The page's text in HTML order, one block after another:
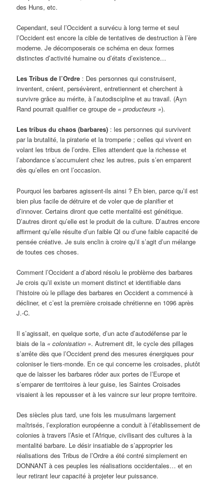
des Huns, etc.
Cependant, seul l’Occident a survécu à long terme et seul
l’Occident est encore la cible de tentatives de destruction à l’ère
moderne. Je décomposerais ce schéma en deux formes
distinctes d’activité humaine ou d’états d’existence…
Les Tribus de l’Ordre : Des personnes qui construisent,
inventent, créent, persévèrent, entretiennent et cherchent à
survivre grâce au mérite, à l’autodiscipline et au travail. (Ayn
Rand pourrait qualifier ce groupe de « producteurs »).
Les tribus du chaos (barbares) : les personnes qui survivent
par la brutalité, la piraterie et la tromperie ; celles qui vivent en
volant les tribus de l’ordre. Elles attendent que la richesse et
l’abondance s’accumulent chez les autres, puis s’en emparent
dès qu’elles en ont l’occasion.
Pourquoi les barbares agissent-ils ainsi ? Eh bien, parce qu’il est
bien plus facile de détruire et de voler que de planifier et
d’innover. Certains diront que cette mentalité est génétique.
D’autres diront qu’elle est le produit de la culture. D’autres encore
affirment qu’elle résulte d’un faible QI ou d’une faible capacité de
pensée créative. Je suis enclin à croire qu’il s’agit d’un mélange
de toutes ces choses.
Comment l’Occident a d’abord résolu le problème des barbares
Je crois qu’il existe un moment distinct et identifiable dans
l’histoire où le pillage des barbares en Occident a commencé à
décliner, et c’est la première croisade chrétienne en 1096 après
J.-C.
Il s’agissait, en quelque sorte, d’un acte d’autodéfense par le
biais de la « colonisation ». Autrement dit, le cycle des pillages
s’arrête dès que l’Occident prend des mesures énergiques pour
coloniser le tiers-monde. En ce qui concerne les croisades, plutôt
que de laisser les barbares rôder aux portes de l’Europe et
s’emparer de territoires à leur guise, les Saintes Croisades
visaient à les repousser et à les vaincre sur leur propre territoire.
Des siècles plus tard, une fois les musulmans largement
maîtrisés, l’exploration européenne a conduit à l’établissement de
colonies à travers l’Asie et l’Afrique, civilisant des cultures à la
mentalité barbare. Le désir insatiable de s’approprier les
réalisations des Tribus de l’Ordre a été contré simplement en
DONNANT à ces peuples les réalisations occidentales… et en
leur retirant leur capacité à projeter leur puissance.